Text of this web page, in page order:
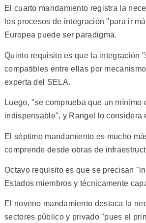
El cuarto mandamiento registra la
los procesos de integración "para ir
Europea puede ser paradigma.
Quinto requisito es que la integración
compatibles entre ellas por
experta del SELA.
Luego, "se comprueba que un
indispensable", y Rangel lo considera
El séptimo mandamiento es mucho
comprende desde obras de
Octavo requisito es que se precisan
Estados miembros y técnicamente
El noveno mandamiento destaca la
sectores público y privado "pues el